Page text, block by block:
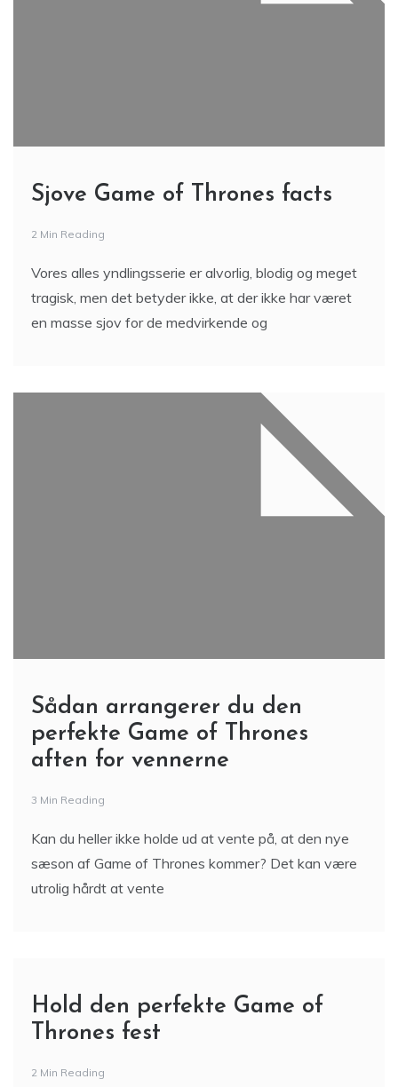
Sjove Game of Thrones facts
2 Min Reading
Vores alles yndlingsserie er alvorlig, blodig og meget
tragisk, men det betyder ikke, at der ikke har været
en masse sjov for de medvirkende og
Sådan arrangerer du den
perfekte Game of Thrones
aften for vennerne
3 Min Reading
Kan du heller ikke holde ud at vente på, at den nye
sæson af Game of Thrones kommer? Det kan være
utrolig hårdt at vente
Hold den perfekte Game of
Thrones fest
2 Min Reading